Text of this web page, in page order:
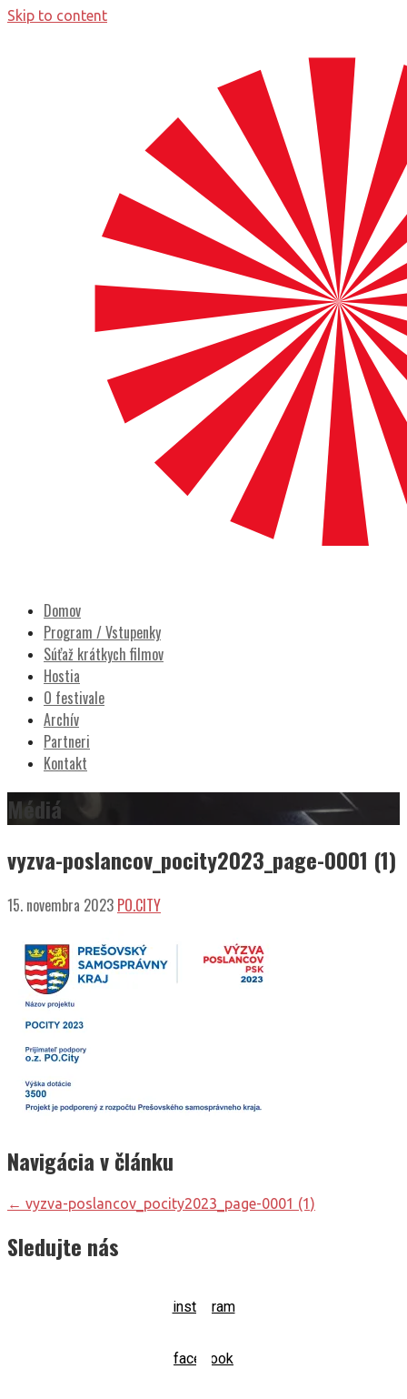
Skip to content
Domov
Program / Vstupenky
Súťaž krátkych filmov
Hostia
O festivale
Archív
Partneri
Kontakt
Médiá
vyzva-poslancov_pocity2023_page-0001 (1)
15. novembra 2023 PO.CITY
Navigácia v článku
← vyzva-poslancov_pocity2023_page-0001 (1)
Sledujte nás
instagram
facebook